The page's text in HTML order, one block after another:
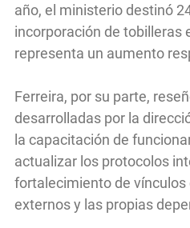
año, el ministerio destinó
incorporación de tobilleras
representa un aumento
Ferreira, por su parte,
desarrolladas por la
la capacitación de
actualizar los protocolos
fortalecimiento de
externos y las propias